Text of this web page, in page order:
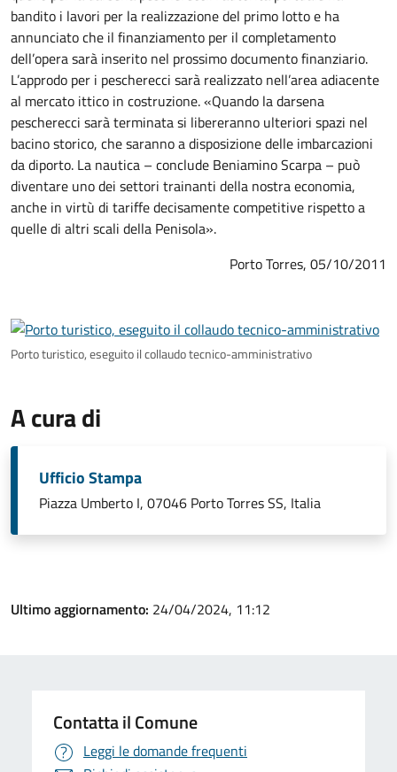
bandito i lavori per la realizzazione del primo lotto e ha
annunciato che il finanziamento per il completamento
dell’opera sarà inserito nel prossimo documento finanziario.
L’approdo per i pescherecci sarà realizzato nell’area adiacente
al mercato ittico in costruzione. «Quando la darsena
pescherecci sarà terminata si libereranno ulteriori spazi nel
bacino storico, che saranno a disposizione delle imbarcazioni
da diporto. La nautica – conclude Beniamino Scarpa – può
diventare uno dei settori trainanti della nostra economia,
anche in virtù di tariffe decisamente competitive rispetto a
quelle di altri scali della Penisola».
Porto Torres, 05/10/2011
Porto turistico, eseguito il collaudo tecnico-amministrativo
A cura di
Ufficio Stampa
Piazza Umberto I, 07046 Porto Torres SS, Italia
Ultimo aggiornamento: 24/04/2024, 11:12
Contatta il Comune
Leggi le domande frequenti